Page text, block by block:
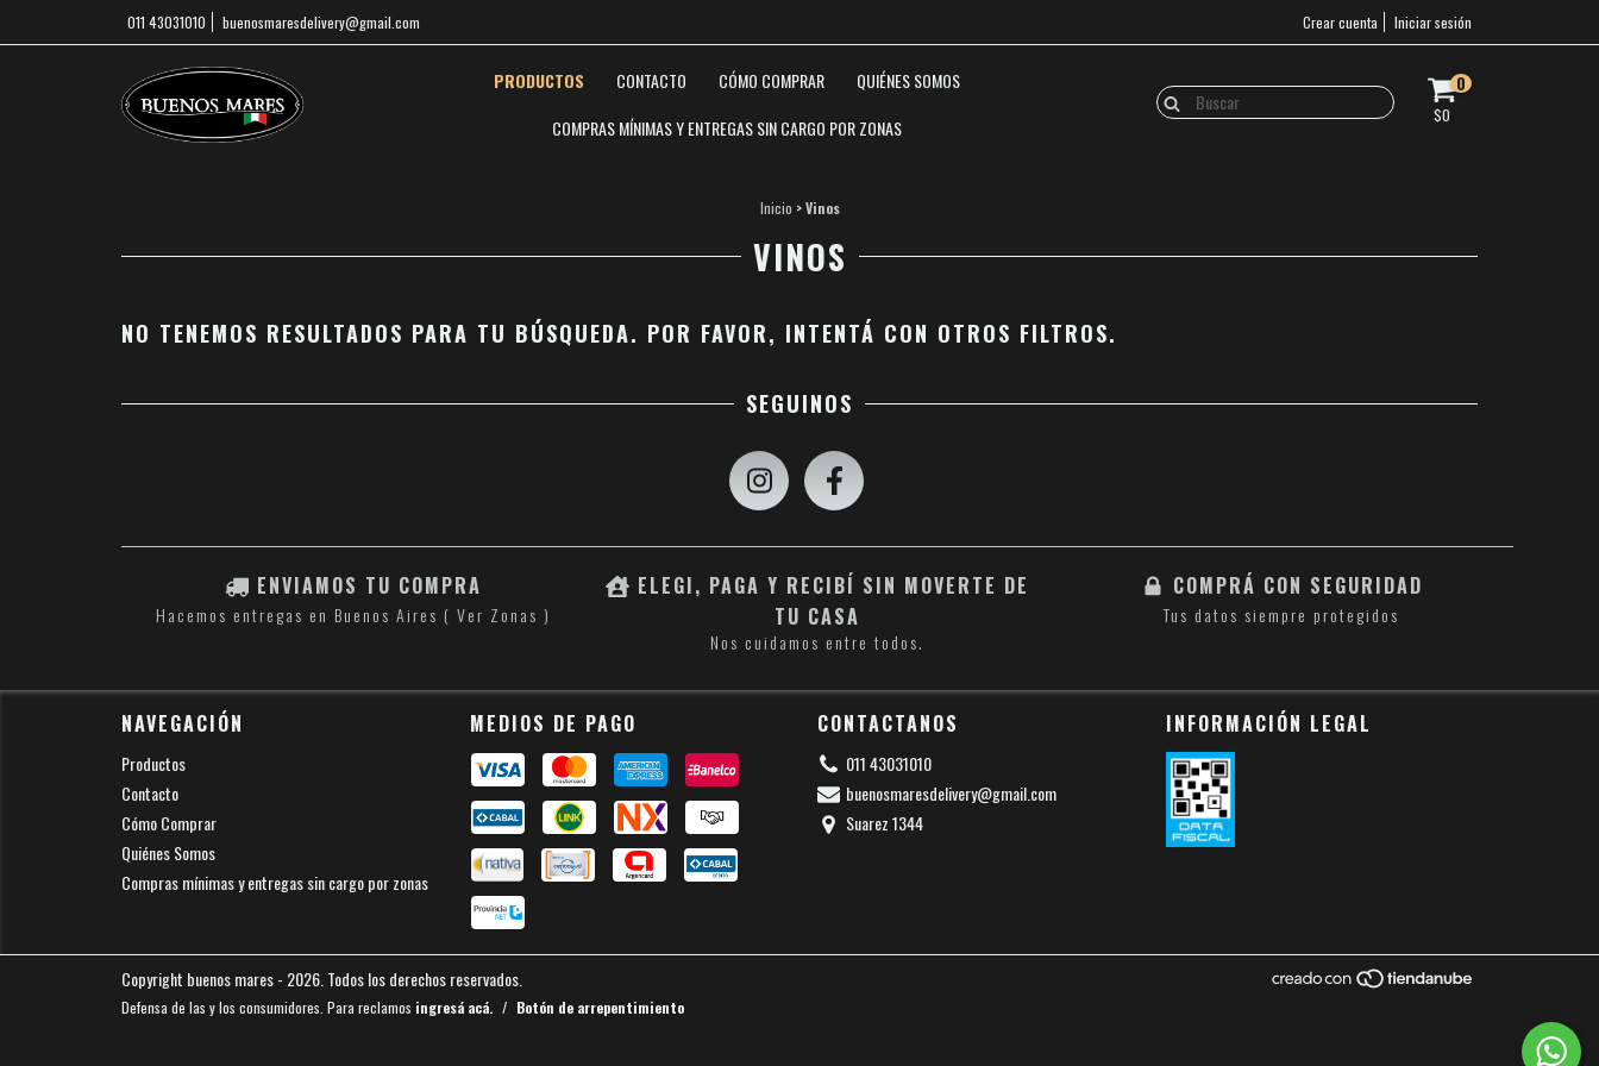
011 43031010 buenosmaresdelivery@gmail.com Crear cuenta Iniciar sesión
PRODUCTOS CONTACTO CÓMO COMPRAR
QUIÉNES SOMOS
COMPRAS MÍNIMAS Y ENTREGAS SIN CARGO POR ZONAS
0
$0
Inicio > Vinos
VINOS
NO TENEMOS RESULTADOS PARA TU BÚSQUEDA. POR FAVOR, INTENTÁ CON OTROS FILTROS.
SEGUINOS
ENVIAMOS TU COMPRA
Hacemos entregas en Buenos Aires ( Ver Zonas )
ELEGI, PAGA Y RECIBÍ SIN MOVERTE DE
TU CASA
Nos cuidamos entre todos.
COMPRÁ CON SEGURIDAD
Tus datos siempre protegidos
NAVEGACIÓN
Productos
Contacto
Cómo Comprar
Quiénes Somos
Compras mínimas y entregas sin cargo por zonas
MEDIOS DE PAGO CONTACTANOS
011 43031010
buenosmaresdelivery@gmail.com
Suarez 1344
INFORMACIÓN LEGAL
Copyright buenos mares - 2026. Todos los derechos reservados.
Defensa de las y los consumidores. Para reclamos ingresá acá. / Botón de arrepentimiento